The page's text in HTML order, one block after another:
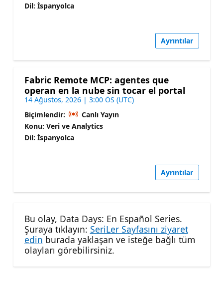
Dil: İspanyolca
Ayrıntılar
Fabric Remote MCP: agentes que
operan en la nube sin tocar el portal
14 Ağustos, 2026 | 3:00 ÖS (UTC)
Biçimlendir:
Canlı Yayın
Konu: Veri ve Analytics
Dil: İspanyolca
Ayrıntılar
Bu olay, Data Days: En Español Series.
Şuraya tıklayın: SeriLer Sayfasını ziyaret
edin burada yaklaşan ve isteğe bağlı tüm
olayları görebilirsiniz.